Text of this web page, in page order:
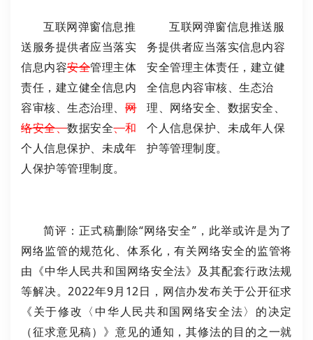
互联网弹窗信息推
送服务提供者应当落实
信息内容安全管理主体
责任，建立健全信息内
容审核、生态治理、 网
络安全、数据安全、和
个人信息保护、未成年
人保护等管理制度。
互联网弹窗信息推送服
务提供者应当落实信息内容
安全管理主体责任，建立健
全信息内容审核、生态治
理、网络安全、数据安全、
个人信息保护、未成年人保
护等管理制度。
简评：正式稿删除“网络安全”，此举或许是为了
网络监管的规范化、体系化，有关网络安全的监管将
由《中华人民共和国网络安全法》及其配套行政法规
等解决。2022年9月12日，网信办发布关于公开征求
《关于修改〈中华人民共和国网络安全法〉的决定
（征求意见稿）》意见的通知，其修法的目的之一就